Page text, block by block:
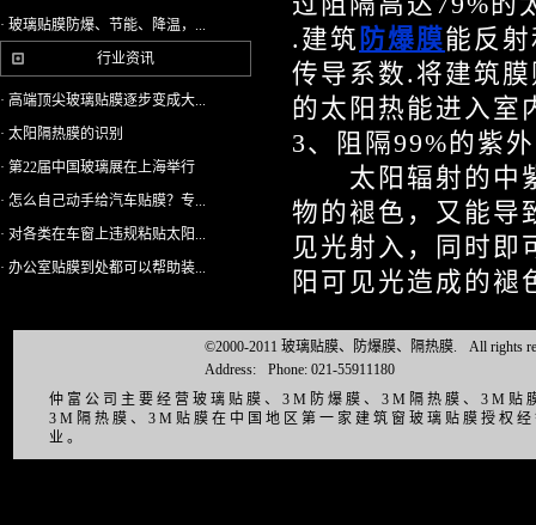
· 玻璃贴膜防爆、节能、降温，...
行业资讯
· 高端顶尖玻璃贴膜逐步变成大...
· 太阳隔热膜的识别
· 第22届中国玻璃展在上海举行
· 怎么自己动手给汽车贴膜？专...
· 对各类在车窗上违规粘贴太阳...
· 办公室贴膜到处都可以帮助装...
.建筑 防爆膜能反
传导系数.将建筑
的太阳热能进入
3、阻隔99%的紫
太阳辐射的中紫
物的褪色，又能导
见光射入，同时即
阳可见光造成的褪
©2000-2011 玻璃贴膜、防爆膜、隔热膜.
All rights
Address:
Phone: 021-55911180
仲富公司主要经营玻璃贴膜、3M防爆膜、3M隔热膜、3M
3M隔热膜、3M贴膜在中国地区第一家建筑窗玻璃贴膜授权
业。